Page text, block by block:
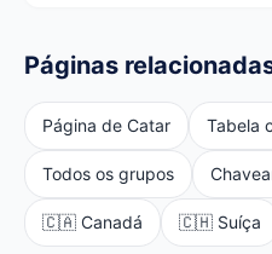
Páginas
Página de Catar Tabela
Todos os grupos
🇨🇦 Canadá 🇨🇭 Suíça